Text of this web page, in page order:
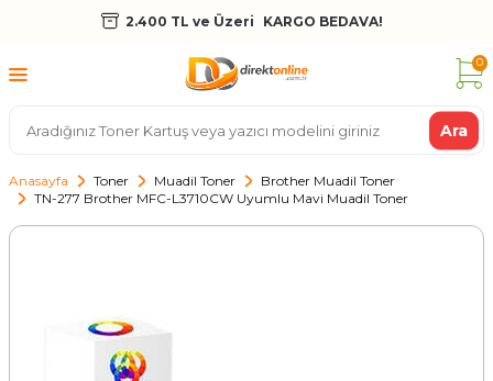
2.400 TL ve Üzeri KARGO BEDAVA!
Ara
0
Anasayfa Toner Muadil Toner
Brother Muadil Toner
TN-277 Brother MFC-L3710CW Uyumlu Mavi Muadil Toner